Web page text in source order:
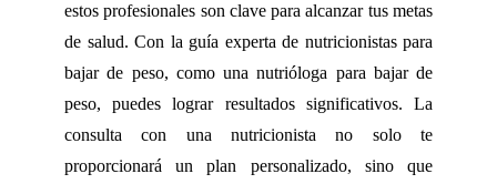
estos profesionales son clave para alcanzar tus metas
de salud. Con la guía experta de nutricionistas para
bajar de peso, como una nutrióloga para bajar de
peso, puedes lograr resultados significativos. La
consulta con una nutricionista no solo te
proporcionará un plan personalizado, sino que